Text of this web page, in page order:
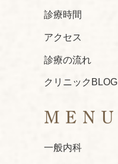
診療時間
アクセス
診療の流れ
クリニックBLOG
MENU
一般内科